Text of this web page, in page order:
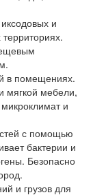
и
в помещениях.
мягкой мебели,
и
с помощью
бактерии и
Безопасно
и грузов для